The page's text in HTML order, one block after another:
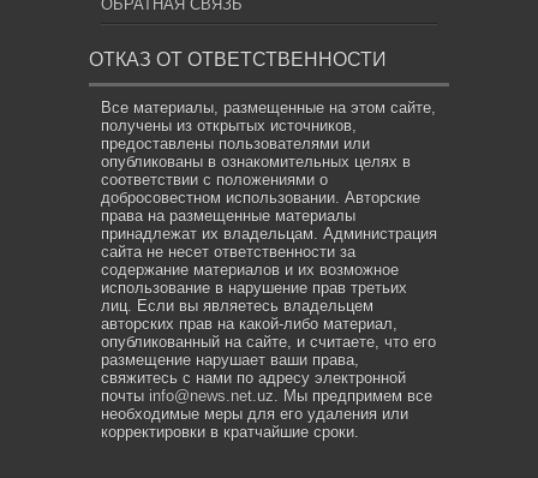
ОБРАТНАЯ СВЯЗЬ
ОТКАЗ ОТ ОТВЕТСТВЕННОСТИ
Все материалы, размещенные на этом сайте,
получены из открытых источников,
предоставлены пользователями или
опубликованы в ознакомительных целях в
соответствии с положениями о
добросовестном использовании. Авторские
права на размещенные материалы
принадлежат их владельцам. Администрация
сайта не несет ответственности за
содержание материалов и их возможное
использование в нарушение прав третьих
лиц. Если вы являетесь владельцем
авторских прав на какой-либо материал,
опубликованный на сайте, и считаете, что его
размещение нарушает ваши права,
свяжитесь с нами по адресу электронной
почты info@news.net.uz. Мы предпримем все
необходимые меры для его удаления или
корректировки в кратчайшие сроки.